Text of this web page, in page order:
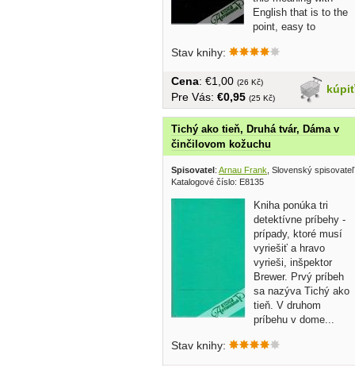
English that is to the
point, easy to
Stav knihy:
kúpiť
Cena: €1,00 (26 Kč)
Pre Vás: €0,95 (25 Kč)
Tichý ako tieň, Druhá tvár, Dáma v
činčilovom kožuchu
Spisovatel: Arnau Frank , Slovenský
Katalogové číslo: E8135
Kniha ponúka tri
detektívne príbehy -
prípady, ktoré musí
vyriešiť a hravo
vyrieši, inšpektor
Brewer. Prvý príbeh
sa nazýva Tichý ako
tieň. V druhom
príbehu v dome...
Stav knihy: